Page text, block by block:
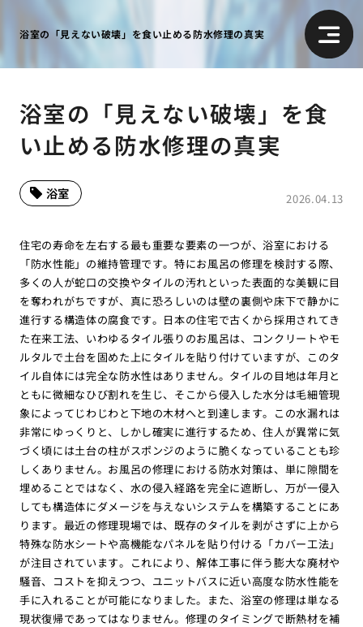
浴室の「見えない破壊」を食い止める防水修理の真実
浴室の「見えない破壊」を食
い止める防水修理の真実
2026.04.13
浴室
住宅の寿命を左右する最も重要な要素の一つが、浴室における
「防水性能」の維持管理です。特にお風呂の修理を検討する際、
多くの人が蛇口の交換やタイルの汚れといった表面的な美観に目
を奪われがちですが、真に恐ろしいのは壁の裏側や床下で静かに
進行する構造体の腐食です。日本の住宅で古くから採用されてき
た在来工法、いわゆるタイル張りのお風呂は、コンクリートやモ
ルタルで土台を固めた上にタイルを貼り付けていますが、このタ
イル自体には完全な防水性はありません。タイルの目地は年月と
ともに微細なひび割れを生じ、そこから侵入した水分は毛細管現
象によってじわじわと下地の木材へと到達します。この水漏れは
非常にゆっくりと、しかし確実に進行するため、住人が異常に気
づく頃には土台の柱がスポンジのように脆くなっていることも珍
しくありません。お風呂の修理における防水対策は、単に隙間を
埋めることではなく、水の侵入経路を完全に遮断し、万が一侵入
しても構造体にダメージを与えないシステムを構築することにあ
ります。最近の修理現場では、既存のタイルを剥がさずに上から
特殊な防水シートや高機能なパネルを貼り付ける「カバー工法」
が注目されています。これにより、解体工事に伴う膨大な廃材や
騒音、コストを抑えつつ、ユニットバスに近い高度な防水性能を
手に入れることが可能になりました。また、浴室の修理は単なる
現状復帰であってはなりません。修理のタイミングで断熱材を補